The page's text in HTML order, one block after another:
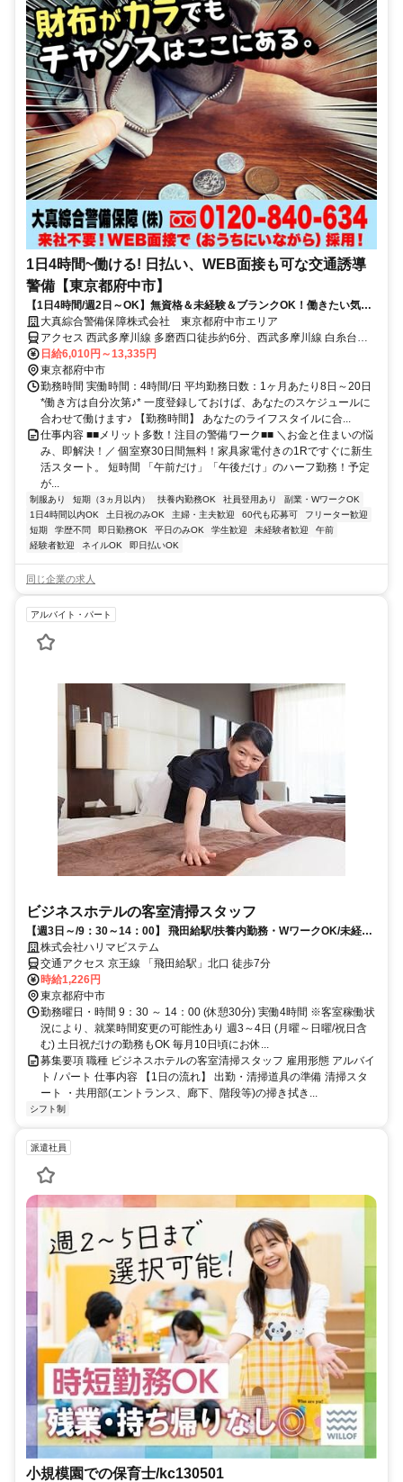
1日4時間~働ける! 日払い、WEB面接も可な交通誘導
警備【東京都府中市】
【1日4時間/週2日～OK】無資格＆未経験＆ブランクOK！働きたい気持
ちを応援します★
大真綜合警備保障株式会社 東京都府中市エリア
アクセス 西武多摩川線 多磨西口徒歩約6分、西武多摩川線 白糸台徒
歩約12分、京王線 多磨霊園北口徒歩約20分 東京都府中市エリア(北府
中駅、競艇場前駅、是政駅、白糸台駅、多磨駅、多磨霊園駅、中河原
駅)
日給6,010円～13,335円
東京都府中市
勤務時間 実働時間：4時間/日 平均勤務日数：1ヶ月あたり8日～20日
*働き方は自分次第♪* 一度登録しておけば、あなたのスケジュールに
合わせて働けます♪ 【勤務時間】 あなたのライフスタイルに合...
仕事内容 ■■メリット多数！注目の警備ワーク■■ ＼お金と住まいの悩
み、即解決！／ 個室寮30日間無料！家具家電付きの1Rですぐに新生
活スタート。 短時間 「午前だけ」「午後だけ」のハーフ勤務！予定
が...
制服あり 短期（3ヵ月以内） 扶養内勤務OK 社員登用あり
副業・WワークOK
1日4時間以内OK
土日祝のみOK 主婦・主夫歓迎 60代も応募可
フリーター歓迎
短期
学歴不問 即日勤務OK 平日のみOK 学生歓迎 未経験者歓迎
午前
経験者歓迎
ネイルOK 即日払いOK
同じ企業の求人
アルバイト・パート
ビジネスホテルの客室清掃スタッフ
【週3日～/9：30～14：00】 飛田給駅/扶養内勤務・WワークOK/未経験
歓迎/女性活躍中
株式会社ハリマビステム
交通アクセス 京王線 「飛田給駅」北口 徒歩7分
時給1,226円
東京都府中市
勤務曜日・時間 9：30 ～ 14：00 (休憩30分) 実働4時間 ※客室稼働状
況により、就業時間変更の可能性あり 週3～4日 (月曜～日曜/祝日含
む) 土日祝だけの勤務もOK 毎月10日頃にお休...
募集要項 職種 ビジネスホテルの客室清掃スタッフ 雇用形態 アルバイ
ト / パート 仕事内容 【1日の流れ】 出勤・清掃道具の準備 清掃スタ
ート ・共用部(エントランス、廊下、階段等)の掃き拭き...
シフト制
派遣社員
小規模園での保育士/kc130501